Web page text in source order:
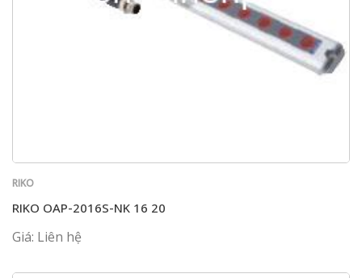
RIKO
RIKO OAP-2016S-NK 16 20
Giá: Liên hệ